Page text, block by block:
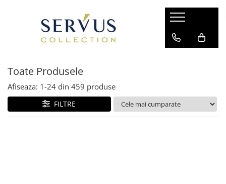
Toate Produsele
Afiseaza: 1-24 din 459 produse
FILTRE